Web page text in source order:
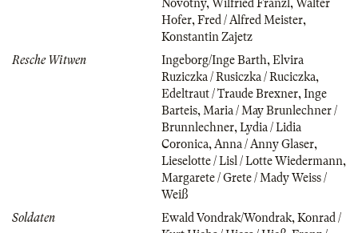
Novotny, Wilfried Fränzl , Walter
Hofer, Fred / Alfred Meister,
Konstantin Zajetz
Resche Witwen
Ingeborg/Inge Barth, Elvira
Ruziczka / Rusiczka / Ruciczka,
Edeltraut / Traude Brexner, Inge
Barteis, Maria / May Brunlechner /
Brunnlechner, Lydia / Lidia
Coronica, Anna / Anny Glaser,
Lieselotte / Lisl / Lotte Wiedermann,
Margarete / Grete / Mady Weiss /
Weiß
Soldaten
Ewald Vondrak/Wondrak, Konrad /